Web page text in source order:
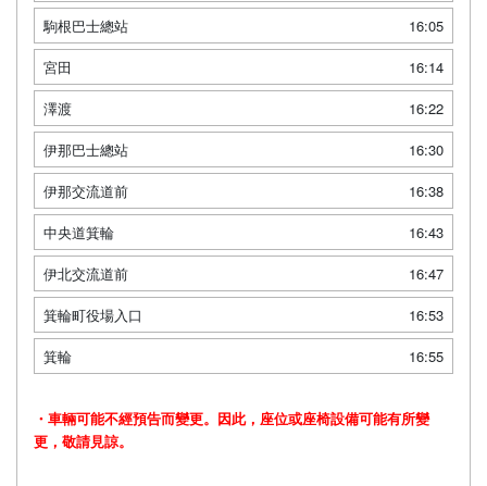
駒根巴士總站
16:05
宮田
16:14
澤渡
16:22
伊那巴士總站
16:30
伊那交流道前
16:38
中央道箕輪
16:43
伊北交流道前
16:47
箕輪町役場入口
16:53
箕輪
16:55
・車輛可能不經預告而變更。因此，座位或座椅設備可能有所變
更，敬請見諒。